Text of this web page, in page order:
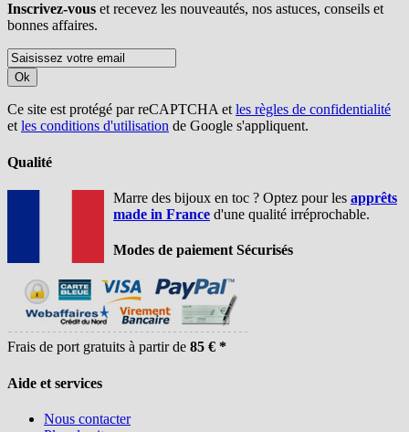
Inscrivez-vous et recevez les nouveautés, nos astuces, conseils et
bonnes affaires.
Ok
Ce site est protégé par reCAPTCHA etles règles de confidentialité
etles conditions d'utilisation de Google s'appliquent.
Qualité
Marre des bijoux en toc ? Optez pour les apprêts
made in France d'une qualité irréprochable.
Modes de paiement Sécurisés
Frais de port gratuits à partir de 85 € *
Aide et services
Nous contacter